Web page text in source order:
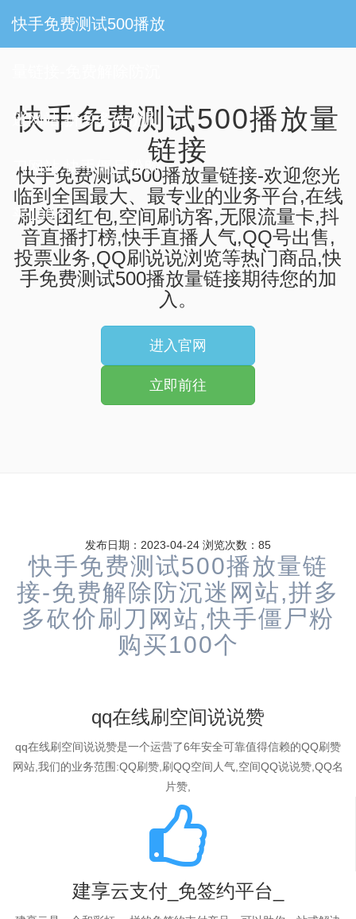
快手免费测试500播放
迷网站,拼多多砍价刷
刀网站,快手僵尸粉购
买100个
快手免费测试500播放量
链接
快手免费测试500播放量链接-欢迎您光
临到全国最大、最专业的业务平台,在线
刷美团红包,空间刷访客,无限流量卡,抖
音直播打榜,快手直播人气,QQ号出售,
投票业务,QQ刷说说浏览等热门商品,快
手免费测试500播放量链接期待您的加
入。
进入官网
立即前往
发布日期：2023-04-24 浏览次数： 85
快手免费测试500播放量链
接-免费解除防沉迷网站,拼多
多砍价刷刀网站,快手僵尸粉
购买100个
qq在线刷空间说说赞
qq在线刷空间说说赞是一个运营了6年安全可靠值得信赖的QQ刷赞
网站,我们的业务范围:QQ刷赞,刷QQ空间人气,空间QQ说说赞,QQ名
片赞,
建享云支付_免签约平台_